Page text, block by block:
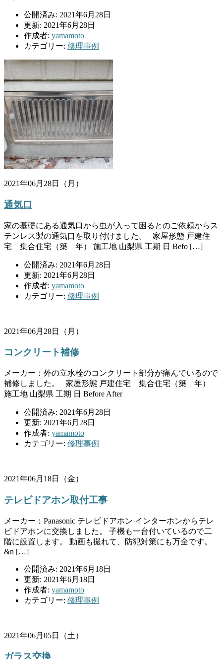
公開済み: 2021年6月28日
更新: 2021年6月28日
作成者: yamamoto
カテゴリー: 修理事例
2021年06月28日（月）
通気口
家の基礎にある通気口から虫が入って困るとのご依頼からス
テンレス製の通気口を取り付けました。 家屋形態 戸建住
宅 集合住宅（築 年） 施工地 山梨県 工期 日 Befo […]
公開済み: 2021年6月28日
更新: 2021年6月28日
作成者: yamamoto
カテゴリー: 修理事例
2021年06月28日（月）
コンクリート補修
メーカー：外の立水栓のコンクリート部分が痛んでいるので
補修しました。 家屋形態 戸建住宅 集合住宅（築 年）
施工地 山梨県 工期 日 Before After
公開済み: 2021年6月28日
更新: 2021年6月28日
作成者: yamamoto
カテゴリー: 修理事例
2021年06月18日（金）
テレビドアホン取付工事
メーカー：Panasonic テレビドアホン インターホンからテレ
ビドアホンに交換しました。 子機も一台付いているので二
階に設置します。 動画も撮れて、防犯対策にも万全です。
&n […]
公開済み: 2021年6月18日
更新: 2021年6月18日
作成者: yamamoto
カテゴリー: 修理事例
2021年06月05日（土）
ガラス交換